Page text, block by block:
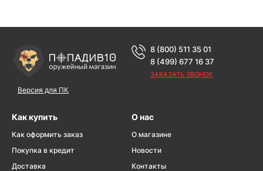
Версия для ПК
8 (800) 511 35 01
8 (499) 677 16 37
ЗАКАЗАТЬ ЗВОНОК
Как купить
Как оформить заказ
Покупка в кредит
Доставка
О нас
О магазине
Новости
Контакты